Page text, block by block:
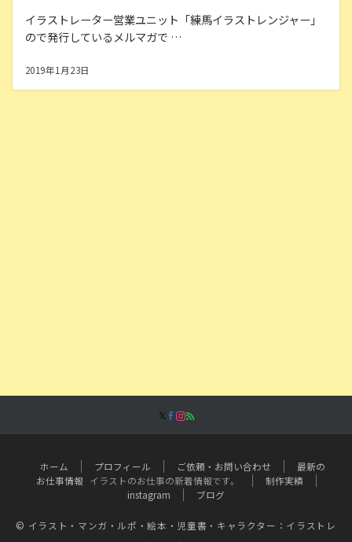
イラストレーター営業ユニット「練馬イラストレンジャー」
ので発行しているメルマガで …
2019年1月23日
ホーム プロフィール ご依頼・お問い合わせ
最新の
お仕事情報
イラストのお仕事の新着情報です。
制作実績
instagram
ブログ
© イラスト・マンガ・ルポ・絵本・児童書・キャラクター：イラストレ